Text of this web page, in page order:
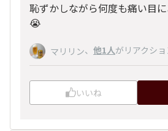
恥ずかしながら何度も痛い目
😭
マリリン、 他1人がリアクショ
いいね